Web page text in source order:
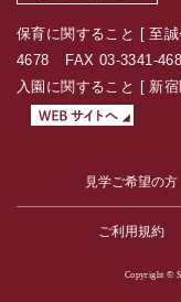
保育に関すること [ 至
4678 FAX 03-3341-
入園に関すること [ 新
見学ご希望の方
ご利用規約
Copyright ©